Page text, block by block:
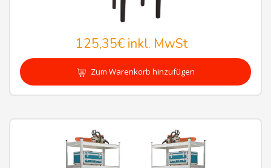
125,35€inkl. MwSt
Zum Warenkorb hinzufügen